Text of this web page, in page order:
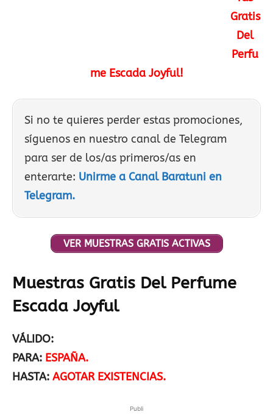
Gratis
Del
Perfu
me Escada Joyful!
Si no te quieres perder estas promociones,
síguenos en nuestro canal de Telegram
para ser de los/as primeros/as en
enterarte: Unirme a Canal Baratuni en
Telegram.
VER MUESTRAS GRATIS ACTIVAS
Muestras Gratis Del Perfume
Escada Joyful
VÁLIDO:
PARA: ESPAÑA.
HASTA: AGOTAR EXISTENCIAS.
Publi